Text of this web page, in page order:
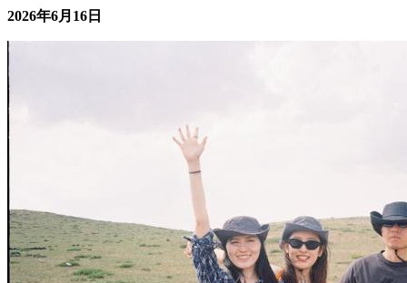
要综合考虑个人兴趣、市场需求和自身条件。 一、引言 失业